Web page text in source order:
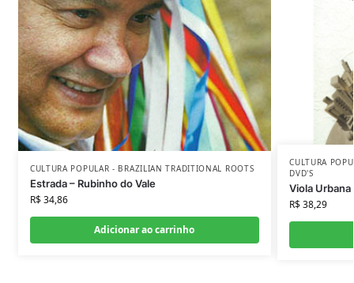
CULTURA POPULAR - BRAZILIAN TRADITIONAL ROOTS
Estrada – Rubinho do Vale
R$34,86
Adicionar ao carrinho
CULTURA
DVD'S
Viola Urbana
R$38,29